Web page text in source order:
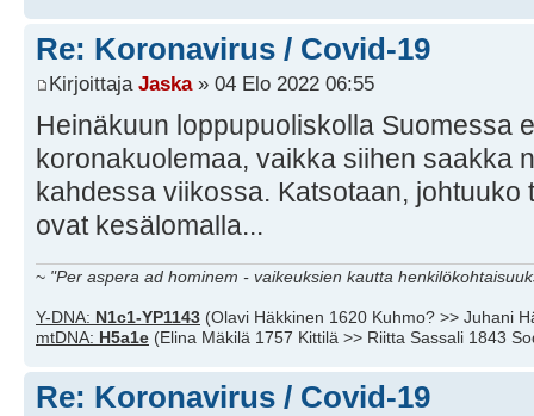
Re: Koronavirus / Covid-19
Kirjoittaja Jaska» 04 Elo 2022 06:55
Heinäkuun loppupuoliskolla Suomessa
koronakuolemaa, vaikka siihen saakka
kahdessa viikossa. Katsotaan, johtuuko
ovat kesälomalla...
~ "Per aspera ad hominem - vaikeuksien kautta
Y-DNA: N1c1-YP1143 (Olavi Häkkinen 1620 Kuhmo? >> Juhani
mtDNA: H5a1e (Elina Mäkilä 1757 Kittilä >> Riitta Sassali 1843
Re: Koronavirus / Covid-19